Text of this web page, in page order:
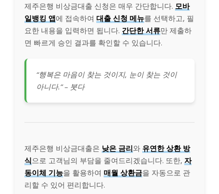
제주은행 비상금대출 신청은 매우 간단합니다. 모바
일뱅킹 앱에 접속하여 대출 신청 메뉴를 선택하고, 필
요한 내용을 입력하면 됩니다. 간단한 서류만 제출하
면 빠르게 승인 결과를 확인할 수 있습니다.
“행복은 마음이 찾는 것이지, 눈이 찾는 것이
아니다.” – 붓다
제주은행 비상금대출은 낮은 금리와 유연한 상환 방
식으로 고객님의 부담을 줄여드리겠습니다. 또한, 자
동이체 기능을 활용하여 매월 상환금을 자동으로 관
리할 수 있어 편리합니다.